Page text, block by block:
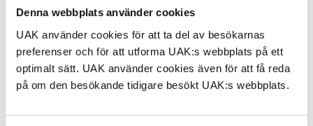
Denna webbplats använder cookies
UAK använder cookies för att ta del av besökarnas
preferenser och för att utforma UAK:s webbplats på ett
optimalt sätt. UAK använder cookies även för att få reda
på om den besökande tidigare besökt UAK:s webbplats.
född 1934. Utsikt från
balkongen. Signerad M
Pyk. Olja på duk...
Utrop:
7.500 SEK
född 1934. "Noa och jag"
- Cirkus i Stockholm.
Signerad och daterad M.
Pyk...
Utrop:
26.000 SEK